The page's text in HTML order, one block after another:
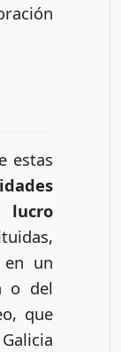
estas
lucro
en un
o del
que